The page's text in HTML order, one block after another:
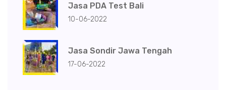
Jasa PDA Test Bali
10-06-2022
Jasa Sondir Jawa Tengah
17-06-2022